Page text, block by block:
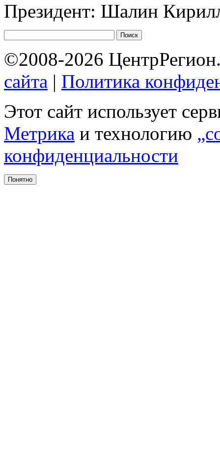
Президент: Шалин
©2008-2026
сайта | Политика
Этот сайт использует
Метрика и технологию
конфиденциальности
Понятно